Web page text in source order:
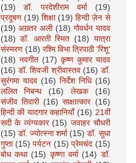
(19)
डॉ. परदेशीराम वर्मा
(19)
प्रदूषण (19) शिक्षा (19) हिन्दी ज़ेन से
(19) अख़्तर अली (18) गोवर्धन यादव
(18) डॉ. आरती स्मित (18) यात्रा
संस्मरण (18) रश्मि विभा त्रिपाठी 'रिशू'
(18) नवगीत (17) कृष्ण कुमार यादव
(16) डॉ. शिवजी श्रीवास्तव (16) डॉ.
सुरंगमा यादव (16) निर्देश निधि (16)
ललित निबन्ध
(16) लेखक
(16)
संजीव तिवारी (16) साक्षात्कार (16)
हिन्दी की यादगार कहानियाँ (16) 21वीं
सदी के व्यंग्यकार (15) जवाहर चौधरी
(15) डॉ. ज्योत्स्ना शर्मा (15) डॉ. सुधा
गुप्ता (15) पर्यटन (15) प्रेमचंद (15)
बोध कथा (15) कृष्णा वर्मा (14) डॉ.